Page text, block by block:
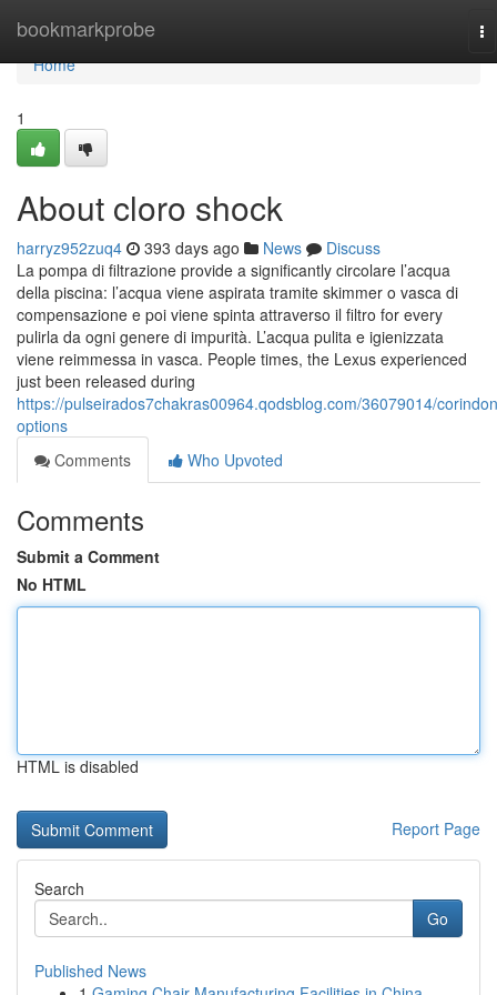
bookmarkprobe
Home
Home
1
About cloro shock
harryz952zuq4 393 days ago News
Discuss
La pompa di filtrazione provide a significantly circolare l’acqua
della piscina: l’acqua viene aspirata tramite skimmer o vasca di
compensazione e poi viene spinta attraverso il filtro for every
pulirla da ogni genere di impurità. L’acqua pulita e igienizzata
viene reimmessa in vasca. People times, the Lexus experienced
just been released during
https://pulseirados7chakras00964.qodsblog.com/36079014/
options
Comments
Who Upvoted
Comments
Submit a Comment
No HTML
HTML is disabled
Report Page
Search
Go
Published News